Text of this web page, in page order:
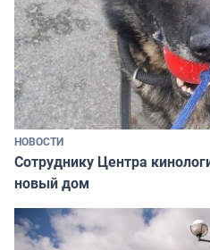
НОВОСТИ
Сотруднику Центра
новый дом